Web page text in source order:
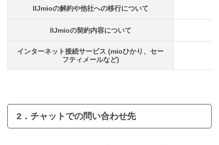
IIJmioの解約や他社への移行について
IIJmioの契約内容について
インターネット接続サービス (mioひかり、セー
フティメールなど)
2．チャットでの問い合わせ先